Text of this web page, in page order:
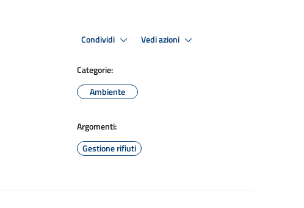
Condividi Vedi azioni
Categorie:
Ambiente
Argomenti:
Gestione rifiuti